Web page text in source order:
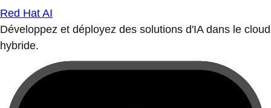
Red Hat AI
Développez et déployez des solutions d'IA dans le cloud
hybride.